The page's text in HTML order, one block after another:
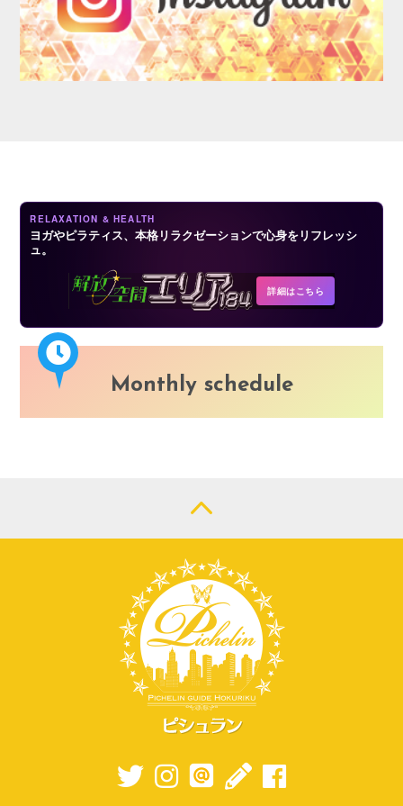
AUDITION
LOGIN
RELAXATION & HEALTH
ヨガやピラティス、本格リラクゼーションで心身をリフレッシ
ュ。
詳細はこちら
Monthly schedule